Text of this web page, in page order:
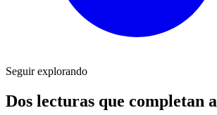
Seguir explorando
Dos lecturas que completan a